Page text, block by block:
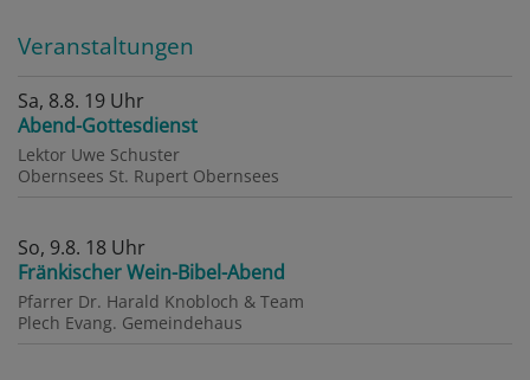
Veranstaltungen
Sa, 8.8. 19 Uhr
Abend-Gottesdienst
Lektor Uwe Schuster
Obernsees St. Rupert Obernsees
So, 9.8. 18 Uhr
Fränkischer Wein-Bibel-Abend
Pfarrer Dr. Harald Knobloch & Team
Plech Evang. Gemeindehaus